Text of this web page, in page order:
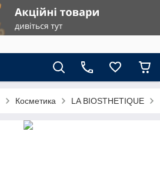
Косметика LA BIOSTHETIQUE